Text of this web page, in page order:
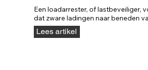
Een loadarrester, of lastbeveiliger,
dat zware ladingen naar beneden
defect aan hijs- of
grijpt direct in wanneer een last valt,
Lees artikel